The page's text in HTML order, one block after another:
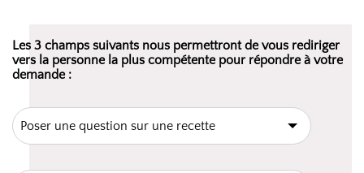
Les 3 champs suivants nous permettront de vous rediriger
vers la personne la plus compétente pour répondre à votre
demande :